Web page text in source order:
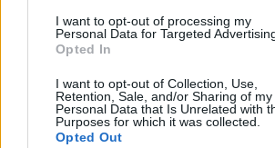
I want to opt-out of processing my
Personal Data for Targeted
Opted In
I want to opt-out of Collection, Use,
Retention, Sale, and/or Sharing of my
Personal Data that Is Unrelated with
Purposes for which it was collected.
Opted Out
Új politikai közösség
alkotmányt elutasítókból
napon tamás• 2011. április 18.
Új politikai közösség született,